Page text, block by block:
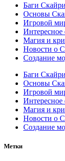
Баги
Основы
Игровой
Магия и
Новости о
Создание
Баги
Основы
Игровой
Магия и
Новости о
Создание
Метки